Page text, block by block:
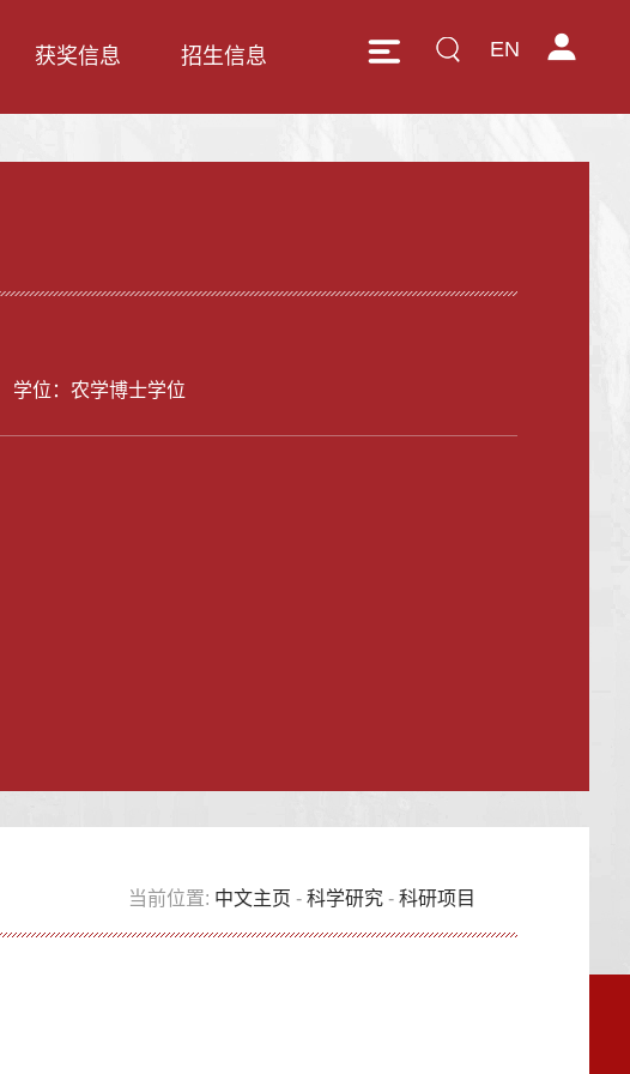
EN
获奖信息 招生信息
学位：农学博士学位
当前位置: 中文主页 -科学研究 -科研项目